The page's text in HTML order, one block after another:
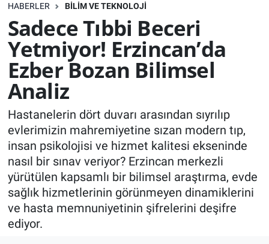
HABERLER BİLİM VE TEKNOLOJİ
Sadece Tıbbi Beceri
Yetmiyor! Erzincan’da
Ezber Bozan Bilimsel
Analiz
Hastanelerin dört duvarı arasından sıyrılıp
evlerimizin mahremiyetine sızan modern tıp,
insan psikolojisi ve hizmet kalitesi ekseninde
nasıl bir sınav veriyor? Erzincan merkezli
yürütülen kapsamlı bir bilimsel araştırma, evde
sağlık hizmetlerinin görünmeyen dinamiklerini
ve hasta memnuniyetinin şifrelerini deşifre
ediyor.
EKONOMİ
Bilim, teknoloji
GENEL
KÜLTÜR-SANAT
Yerel Haber
Politika
SPOR
YAŞAM